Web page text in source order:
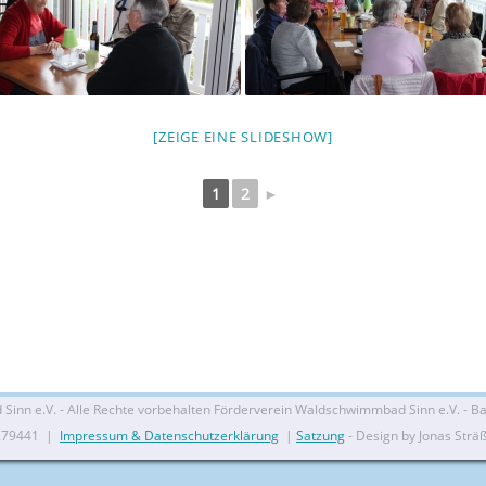
[ZEIGE EINE SLIDESHOW]
1 2 ►
e.V. - Alle Rechte vorbehalten Förderverein Waldschwimmbad Sinn e.V. -
| Impressum & Datenschutzerklärung | Satzung- Design by Jonas